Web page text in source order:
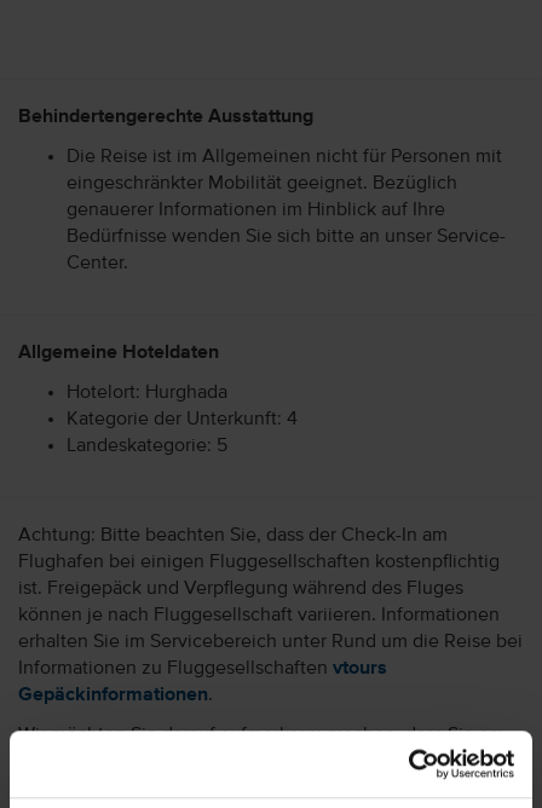
Behindertengerechte Ausstattung
Die Reise ist im Allgemeinen nicht für Personen mit
eingeschränkter Mobilität geeignet. Bezüglich
genauerer Informationen im Hinblick auf Ihre
Bedürfnisse wenden Sie sich bitte an unser Service-
Center.
Allgemeine Hoteldaten
Hotelort: Hurghada
Kategorie der Unterkunft: 4
Landeskategorie: 5
Achtung: Bitte beachten Sie, dass der Check-In am
Flughafen bei einigen Fluggesellschaften kostenpflichtig
ist. Freigepäck und Verpflegung während des Fluges
können je nach Fluggesellschaft variieren. Informationen
erhalten Sie im Servicebereich unter Rund um die Reise bei
Informationen zu Fluggesellschaften vtours
Gepäckinformationen.
Wir möchten Sie darauf aufmerksam machen, dass Sie am
Ankunftstag ab 15 Uhr (örtliche Abweichung vorbehalten) in